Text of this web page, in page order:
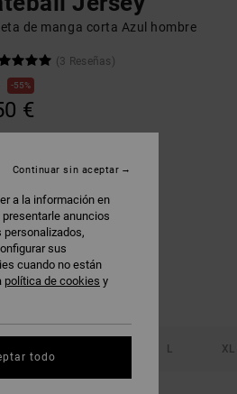
de manga corta Azul hombre
(3 Reseñas)
55%
€
Blue
L XL
a la información en
anuncios
personalizados,
sus
cuando no están
política de cookies y
Continuar sin aceptar
todo